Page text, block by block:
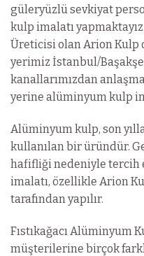
güleryüzlü sevkiyat
kulp imalatı yapmaktayız.
Üreticisi olan Arion Kulp
yerimiz İstanbul/
kanallarımızdan
yerine alüminyum kulp
Alüminyum kulp, son
kullanılan bir üründür.
hafifliği nedeniyle tercih
imalatı, özellikle Arion
tarafından yapılır.
Fıstıkağacı Alüminyum
müşterilerine birçok